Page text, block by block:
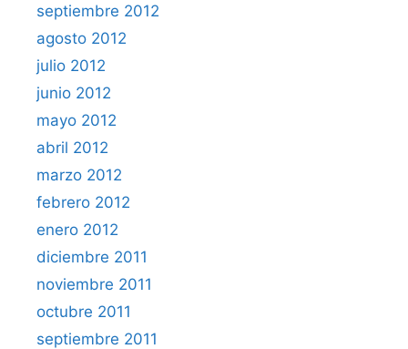
septiembre 2012
agosto 2012
julio 2012
junio 2012
mayo 2012
abril 2012
marzo 2012
febrero 2012
enero 2012
diciembre 2011
noviembre 2011
octubre 2011
septiembre 2011